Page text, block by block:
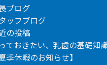
ブログ
ッフブログ
の投稿
ておきたい、乳歯の基礎知
夏季休暇のお知らせ】